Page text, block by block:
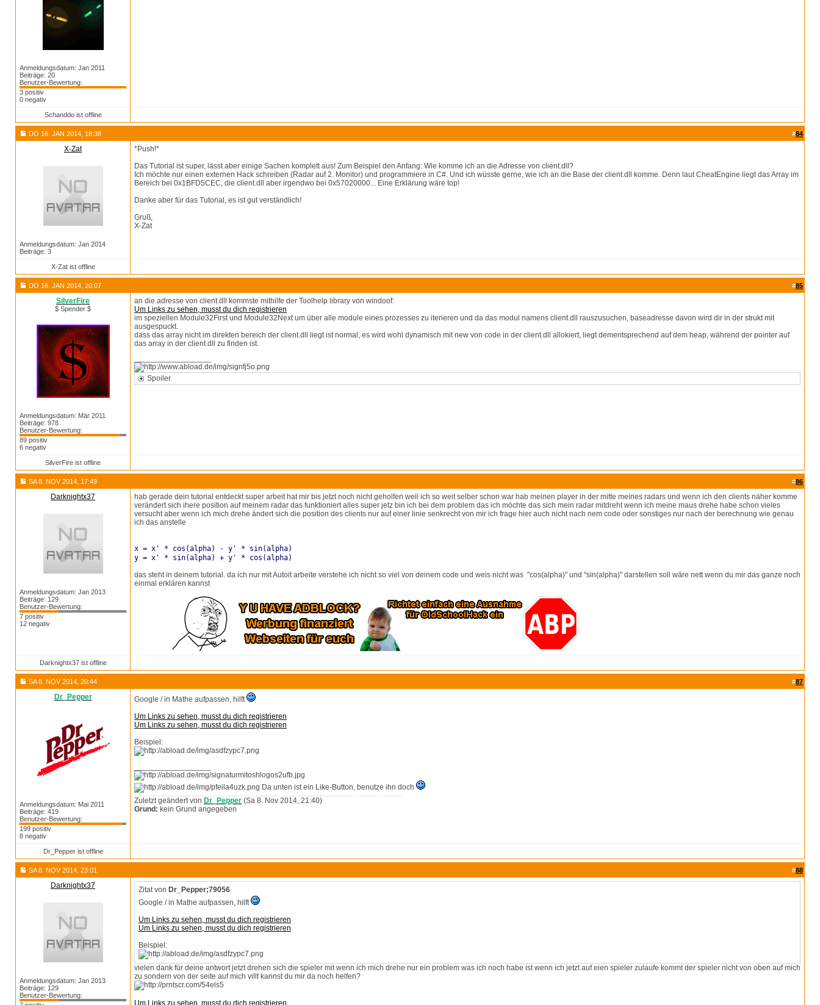
Anmeldungsdatum: Jan 2011
Beiträge: 20
Benutzer-Bewertung:
3 positiv
0 negativ
Schanddo ist offline
DO 16. JAN 2014, 18:38 #84
X-Zat
Anmeldungsdatum: Jan 2014
Beiträge: 3
*Push!*
Das Tutorial ist super, lässt aber einige Sachen komplett aus! Zum Beispiel den Anfang: Wie komme ich an die Adresse von client.dll?
Ich möchte nur einen externen Hack schreiben (Radar auf 2. Monitor) und programmiere in C#. Und ich wüsste gerne, wie ich an die Base der client.dll komme. Denn laut CheatEngine liegt das Array im
Bereich bei 0x1BFD5CEC, die client.dll aber irgendwo bei 0x57020000... Eine Erklärung wäre top!
Danke aber für das Tutorial, es ist gut verständlich!
Gruß,
X-Zat
X-Zat ist offline
DO 16. JAN 2014, 20:07 #85
SilverFire
$ Spender $
Anmeldungsdatum: Mär 2011
Beiträge: 978
Benutzer-Bewertung:
89 positiv
6 negativ
an die adresse von client.dll kommste mithilfe der Toolhelp library von windoof:
Um Links zu sehen, musst du dich registrieren
im speziellen Module32First und Module32Next um über alle module eines prozesses zu iterieren und da das modul namens client.dll rauszusuchen, baseadresse davon wird dir in der strukt mit
ausgespuckt.
dass das array nicht im direkten bereich der client.dll liegt ist normal, es wird wohl dynamisch mit new von code in der client.dll allokiert, liegt dementsprechend auf dem heap, während der pointer auf
das array in der client.dll zu finden ist.
Spoiler
SilverFire ist offline
SA 8. NOV 2014, 17:49 #86
Darknightx37
Anmeldungsdatum: Jan 2013
Beiträge: 129
Benutzer-Bewertung:
7 positiv
12 negativ
hab gerade dein tutorial entdeckt super arbeit hat mir bis jetzt noch nicht geholfen weil ich so weit selber schon war hab meinen player in der mitte meines radars und wenn ich den clients näher komme
verändert sich ihere position auf meinem radar das funktioniert alles super jetz bin ich bei dem problem das ich möchte das sich mein radar mitdreht wenn ich meine maus drehe habe schon vieles
versucht aber wenn ich mich drehe ändert sich die position des clients nur auf einer linie senkrecht von mir ich frage hier auch nicht nach nem code oder sonstiges nur nach der berechnung wie genau
ich das anstelle
x = x' * cos(alpha) - y' * sin(alpha)
y = x' * sin(alpha) + y' * cos(alpha)
das steht in deinem tutorial. da ich nur mit Autoit arbeite verstehe ich nicht so viel von deinem code und weis nicht was "cos(alpha)" und "sin(alpha)" darstellen soll wäre nett wenn du mir das ganze noch
einmal erklären kannst
Darknightx37 ist offline
SA 8. NOV 2014, 20:44 #87
Dr_Pepper
Anmeldungsdatum: Mai 2011
Beiträge: 419
Benutzer-Bewertung:
199 positiv
8 negativ
Google / in Mathe aufpassen, hilft
Um Links zu sehen, musst du dich registrieren
Um Links zu sehen, musst du dich registrieren
Beispiel:
Da unten ist ein Like-Button, benutze ihn doch
Zuletzt geändert von Dr_Pepper (Sa 8. Nov 2014, 21:40)
Grund: kein Grund angegeben
Dr_Pepper ist offline
SA 8. NOV 2014, 23:01 #88
Darknightx37
Anmeldungsdatum: Jan 2013
Beiträge: 129
Benutzer-Bewertung:
Zitat von Dr_Pepper;79056
Google / in Mathe aufpassen, hilft
Um Links zu sehen, musst du dich registrieren
Um Links zu sehen, musst du dich registrieren
Beispiel:
vielen dank für deine antwort jetzt drehen sich die spieler mit wenn ich mich drehe nur ein problem was ich noch habe ist wenn ich jetzt auf eien spieler zulaufe kommt der spieler nicht von oben auf mich
zu sondern von der seite auf mich villt kannst du mir da noch helfen?
Um Links zu sehen, musst du dich registrieren